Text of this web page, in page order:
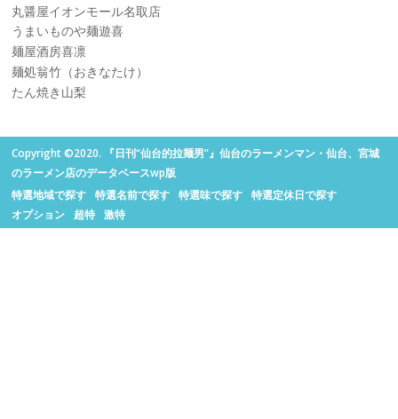
丸醤屋イオンモール名取店
うまいものや麺遊喜
麺屋酒房喜凛
麺処翁竹（おきなたけ）
たん焼き山梨
Copyright ©2020. 『日刊“仙台的拉麺男”』仙台のラーメンマン・仙台、宮城
のラーメン店のデータベースwp版
特選地域で探す
特選名前で探す 特選味で探す
特選定休日で探す
オプション
超特 激特